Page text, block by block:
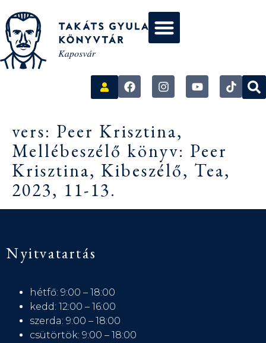
vers: Peer Krisztina,
Mellébeszélő könyv: Peer
Krisztina, Kibeszélő, Tea,
2023, 11-13.
Nyitvatartás
hétfő: 9:00 – 18:00
kedd: 12:00 – 16:00
szerda: 9:00 – 18:00
csütörtök: 9:00 – 18:00